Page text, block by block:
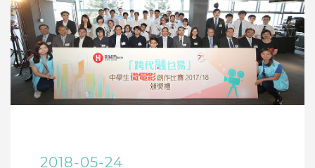
2018-05-24